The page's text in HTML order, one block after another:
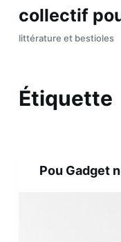
P
a
e
collectif
littérature et bestioles
Étiquette
Pou Gadget